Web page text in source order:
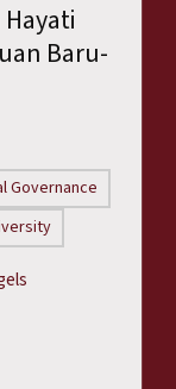
Baru-
Governance